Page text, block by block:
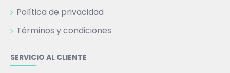
Política de privacidad
Términos y condiciones
SERVICIO AL CLIENTE